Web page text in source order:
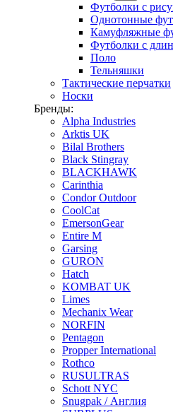
Футболки с
Однотонные
Камуфляжные
Футболки с
Поло
Тельняшки
Тактические перчатки
Носки
Бренды:
Alpha Industries
Arktis UK
Bilal Brothers
Black Stingray
BLACKHAWK
Carinthia
Condor Outdoor
CoolCat
EmersonGear
Entire M
Garsing
GURON
Hatch
KOMBAT UK
Limes
Mechanix Wear
NORFIN
Pentagon
Propper International
Rothco
RUSULTRAS
Schott NYC
Snugpak / Англия